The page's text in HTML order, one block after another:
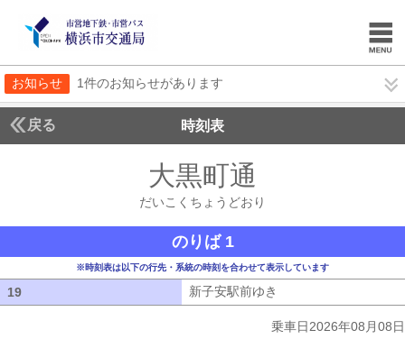
お知らせ 1件のお知らせがあります
戻る 時刻表
大黒町通
だいこくちょうどおり
のりば 1
※時刻表は以下の行先・系統の時刻を合わせて表示しています
19 新子安駅前ゆき
乗車日2026年08月08日